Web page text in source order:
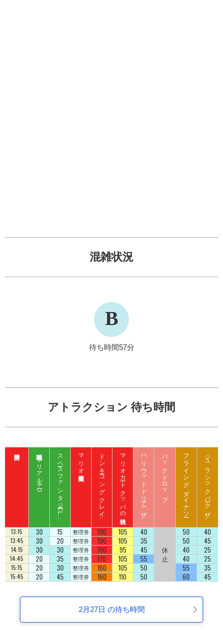
混雑状況
B
待ち時間57分
アトラクション 待ち時間
呪術廻戦 ザ リアル 4-D ス
ペ
ース
フ
ァ
ン
タ
ジ
ー
C
L
U
B
Z
E
D
D
マリオ入場整理券 ド
ン
キ
ーコ
ン
グ
ク
レ
イ
ジ
ート
ロ
ッ
コ
マリオカート クッパの挑戦状 ハ
リ
ウ
ッ
ド
ド
リ
ーム
ザ
ラ
イ
ド
バックドロップ フライング ダイナソー ジ
ュ
ラ
シ
ッ
ク
パ
ーク
ザ
ラ
イ
ド
13:15 30 15 整理券 190 105 40 50 40
13:45 30 20 整理券 190 105 35 50 45
14:15 30 30 整理券 190 95 45 休 40 25
14:45 20 35 整理券 170 105 55 止 40 25
15:15 20 30 整理券 160 105 50 55 35
15:45 20 45 整理券 160 110 50 60 45
2月27日 の待ち時間